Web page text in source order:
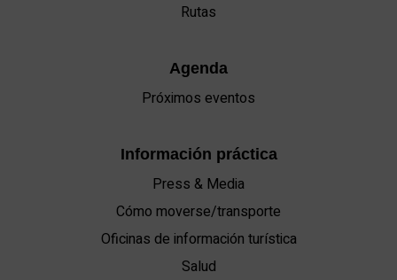
Rutas
Agenda
Próximos eventos
Información práctica
Press & Media
Cómo moverse/transporte
Oficinas de información turística
Salud